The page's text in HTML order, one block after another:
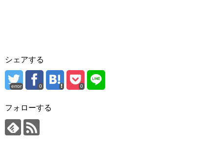
シェアする
error 0 0
フォローする